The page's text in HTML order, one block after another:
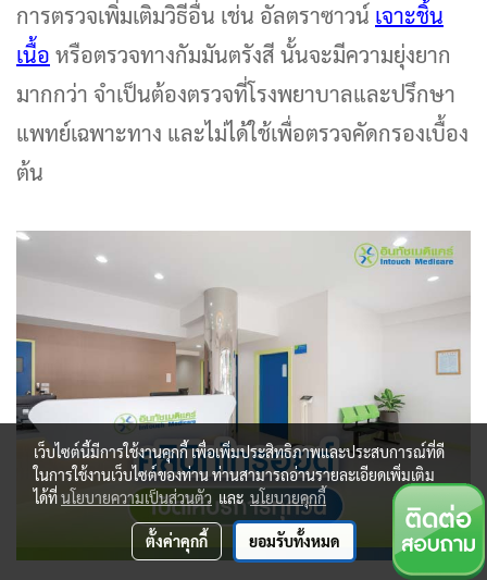
การตรวจเพิ่มเติมวิธีอื่น เช่น อัลตราซาวน์ เจาะชิ้น
เนื้อ หรือตรวจทางกัมมันตรังสี นั้นจะมีความยุ่งยาก
มากกว่า จำเป็นต้องตรวจที่โรงพยาบาลและปรึกษา
แพทย์เฉพาะทาง และไม่ได้ใช้เพื่อตรวจคัดกรองเบื้อง
ต้น
เว็บไซต์นี้มีการใช้งานคุกกี้ เพื่อเพิ่มประสิทธิภาพและประสบการณ์ที่ดี
ในการใช้งานเว็บไซต์ของท่าน ท่านสามารถอ่านรายละเอียดเพิ่มเติม
ได้ที่นโยบายความเป็นส่วนตัว และนโยบายคุกกี้
ตั้งค่าคุกกี้ ยอมรับทั้งหมด